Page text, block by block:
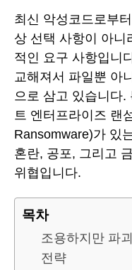
최신 악성코드로부
상 선택 사항이 아니
적인 요구 사항입니
교해져서 파일뿐 아
으로 삼고 있습니다.
트 엔터프라이즈 랜
Ransomware)가 있
혼란, 공포, 그리고
위협입니다.
목차
조용하지만 파
전략